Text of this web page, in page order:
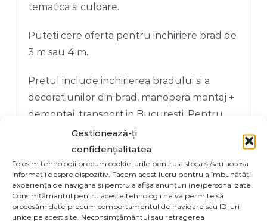
Gestionează-ți
confidențialitatea
Folosim tehnologii precum cookie-urile pentru a stoca și/sau accesa
informații despre dispozitiv. Facem acest lucru pentru a îmbunătăți
experiența de navigare și pentru a afișa anunțuri (ne)personalizate.
Consimțământul pentru aceste tehnologii ne va permite să
procesăm date precum comportamentul de navigare sau ID-uri
unice pe acest site. Neconsimțământul sau retragerea
tematica si culoare.
Puteti cere oferta pentru inchiriere brad de
3 m sau 4 m.
Pretul include inchirierea bradului si a
decoratiunilor din brad, manopera montaj +
demontaj, transport in Bucuresti. Pentru
locatiile aflate in afara capitalei, se adauga
transportul. Perioada de inchiriere se
stabileste impreuna cu clientul.
Imaginile produsului sunt cu titlu de
prezentare și pot conține accesorii